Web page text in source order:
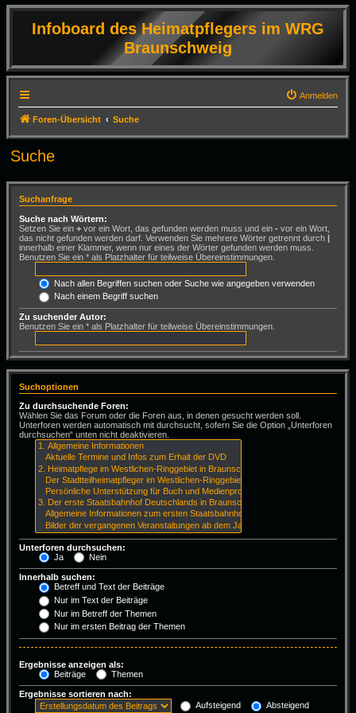
Infoboard des Heimatpflegers im WRG
Braunschweig
Anmelden
Foren-Übersicht Suche
Suche
Suchanfrage
Suche nach Wörtern:
Setzen Sie ein + vor ein Wort, das gefunden werden muss und ein - vor ein Wort,
das nicht gefunden werden darf. Verwenden Sie mehrere Wörter getrennt durch |
innerhalb einer Klammer, wenn nur eines der Wörter gefunden werden muss.
Benutzen Sie ein * als Platzhalter für teilweise Übereinstimmungen.
Nach allen Begriffen suchen oder Suche wie angegeben verwenden
Nach einem Begriff suchen
Zu suchender Autor:
Benutzen Sie ein * als Platzhalter für teilweise Übereinstimmungen.
Suchoptionen
Zu durchsuchende Foren:
Wählen Sie das Forum oder die Foren aus, in denen gesucht werden soll.
Unterforen werden automatisch mit durchsucht, sofern Sie die Option „Unterforen
durchsuchen“ unten nicht deaktivieren.
Unterforen durchsuchen:
Ja
Nein
Innerhalb suchen:
Betreff und Text der Beiträge
Nur im Text der Beiträge
Nur im Betreff der Themen
Nur im ersten Beitrag der Themen
Ergebnisse anzeigen als:
Beiträge
Themen
Ergebnisse sortieren nach:
Aufsteigend
Absteigend